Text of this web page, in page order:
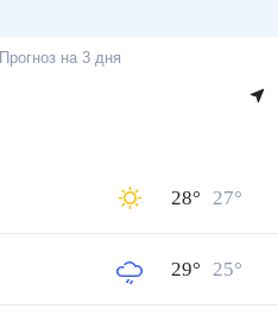
Прогноз на 3 дня
28° 27°
29° 25°